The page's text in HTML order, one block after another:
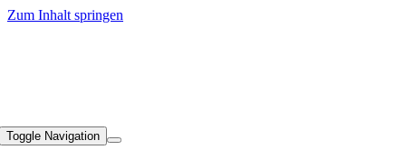
Zum Inhalt springen
Toggle Navigation